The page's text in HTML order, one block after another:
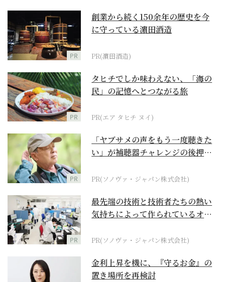
PR
創業から続く150余年の歴史を今
に守っている濵田酒造
PR(濵田酒造)
PR
タヒチでしか味わえない、「海の
民」の記憶へとつながる旅
PR(エア タヒチ ヌイ)
PR
「ヤブサメの声をもう一度聴きた
い」が補聴器チャレンジの後押し
PR(ソノヴァ・ジャパン株式会社)
PR
最先端の技術と技術者たちの熱い
気持ちによって作られているオー
PR(ソノヴァ・ジャパン株式会社)
金利上昇を機に、『守るお金』の
置き場所を再検討